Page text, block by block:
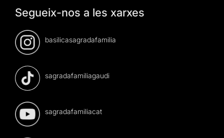
Segueix-nos a les xarxes
basilicasagradafamilia
sagradafamiliagaudi
sagradafamiliacat